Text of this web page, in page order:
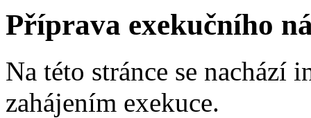
Příprava exekučního
Na této stránce se nachází
zahájením exekuce.